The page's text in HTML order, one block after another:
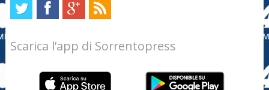
Scarica l’app di Sorrentopress